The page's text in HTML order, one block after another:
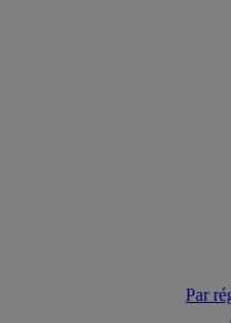
Par